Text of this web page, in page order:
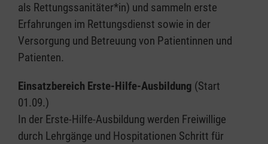
als Rettungssanitäter*in) und sammeln erste
Erfahrungen im Rettungsdienst sowie in der
Versorgung und Betreuung von Patientinnen und
Patienten.
Einsatzbereich Erste-Hilfe-Ausbildung (Start
01.09.)
In der Erste-Hilfe-Ausbildung werden Freiwillige
durch Lehrgänge und Hospitationen Schritt für